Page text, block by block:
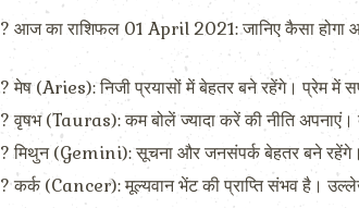
? आज का राशिफल 01 April 2021: जानिए कैसा होगा
? मेष (Aries): निजी प्रयासों में बेहतर बने रहेंगे। प्रेम में
? वृषभ (Tauras): कम बोलें ज्यादा करें की नीति अपनाएं।
? मिथुन (Gemini): सूचना और जनसंपर्क बेहतर बने
? कर्क (Cancer): मूल्यवान भेंट की प्राप्ति संभव है।